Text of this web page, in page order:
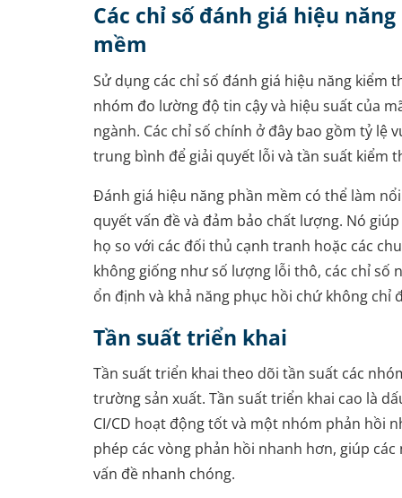
Các chỉ số đánh giá hiệu
mềm
Sử dụng các chỉ số đánh giá hiệu năng kiểm
nhóm đo lường độ tin cậy và hiệu suất của
ngành. Các chỉ số chính ở đây bao gồm tỷ lệ
trung bình để giải quyết lỗi và tần suất kiểm
Đánh giá hiệu năng phần mềm có thể làm
quyết vấn đề và đảm bảo chất lượng. Nó
họ so với các đối thủ cạnh tranh hoặc các
không giống như số lượng lỗi thô, các chỉ số
ổn định và khả năng phục hồi chứ không chỉ
Tần suất triển khai
Tần suất triển khai theo dõi tần suất các
trường sản xuất. Tần suất triển khai cao là
CI/CD hoạt động tốt và một nhóm phản hồi
phép các vòng phản hồi nhanh hơn, giúp
vấn đề nhanh chóng.